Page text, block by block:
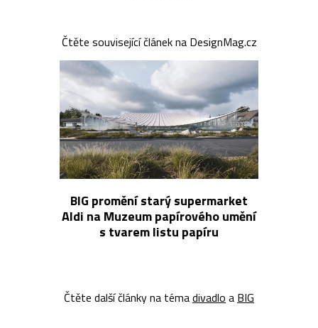
Čtěte související článek na DesignMag.cz
BIG promění starý supermarket
Aldi na Muzeum papírového umění
s tvarem listu papíru
Čtěte další články na témadivadlo a BIG